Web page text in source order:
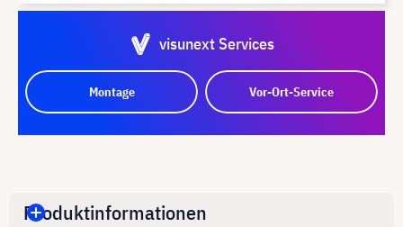
visunext Services
Montage Vor-Ort-Service
Produktinformationen